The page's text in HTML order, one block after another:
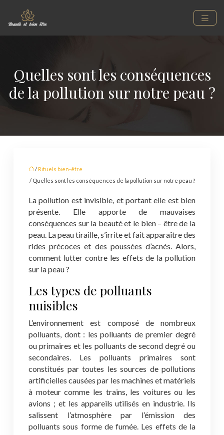
Quelles sont les conséquences
de la pollution sur notre peau ?
/ Rituels bien-être
/ Quelles sont les conséquences de la pollution sur notre peau ?
La pollution est invisible, et portant elle est bien
présente. Elle apporte de mauvaises
conséquences sur la beauté et le bien – être de la
peau. La peau tiraille, s’irrite et fait apparaître des
rides précoces et des poussées d’acnés. Alors,
comment lutter contre les effets de la pollution
sur la peau ?
Les types de polluants
nuisibles
L’environnement est composé de nombreux
polluants, dont : les polluants de premier degré
ou primaires et les polluants de second degré ou
secondaires. Les polluants primaires sont
constitués par toutes les sources de pollutions
artificielles causées par les machines et matériels
à moteur comme les trains, les voitures ou les
avions ; et les appareils utilisés en industrie. Ils
salissent l’atmosphère par l’émission des
polluants sous forme de fumée. Les effets de la